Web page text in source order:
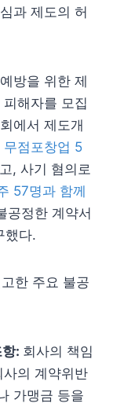
과 제도의 허
방을 위한 제
해자를 모집
에서 제도개
무점포창업 5
, 사기 혐의로
57명과 함께
공정한 계약서
했다.
한 주요 불공
: 회사의 책임
의 계약위반
가맹금 등을